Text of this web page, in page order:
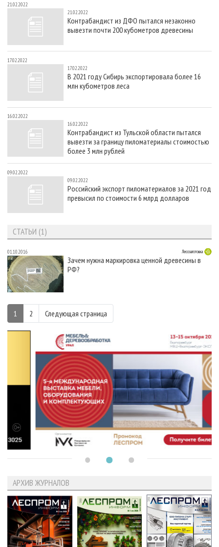
21.02.2022
21.02.2022
Контрабандист из ДФО пытался незаконно
вывезти почти 200 кубометров древесины
17.02.2022
17.02.2022
В 2021 году Сибирь экспортировала более 16
млн кубометров леса
16.02.2022
16.02.2022
Контрабандист из Тульской области пытался
вывезти за границу пиломатериалы стоимостью
более 3 млн рублей
09.02.2022
09.02.2022
Российский экспорт пиломатериалов за 2021 год
превысил по стоимости 6 млрд долларов
СТАТЬИ (1)
01.10.2016 Лесозаготовка
Зачем нужна маркировка ценной древесины в
РФ?
1 2 Следующая страница
АРХИВ ЖУРНАЛОВ